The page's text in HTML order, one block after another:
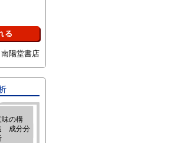
南陽堂書店
味の構
成分分